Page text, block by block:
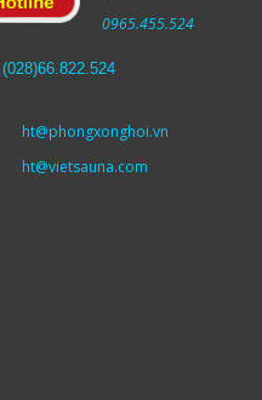
0965.455.524
(028)66.822.524
ht@phongxonghoi.vn
ht@vietsauna.com